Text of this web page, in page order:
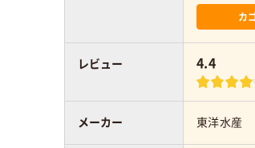
カ
4.4
東洋水産
レビュー
メーカー